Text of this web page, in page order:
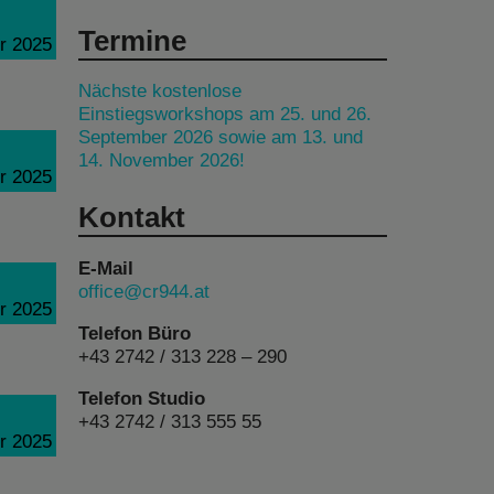
2025
2025
2025
2025
Termine
Nächste kostenlose
Einstiegsworkshops am 25. und 26.
September 2026 sowie am 13. und
14. November 2026!
Kontakt
E-Mail
office@cr944.at
Telefon Büro
+43 2742 / 313 228 – 290
Telefon Studio
+43 2742 / 313 555 55